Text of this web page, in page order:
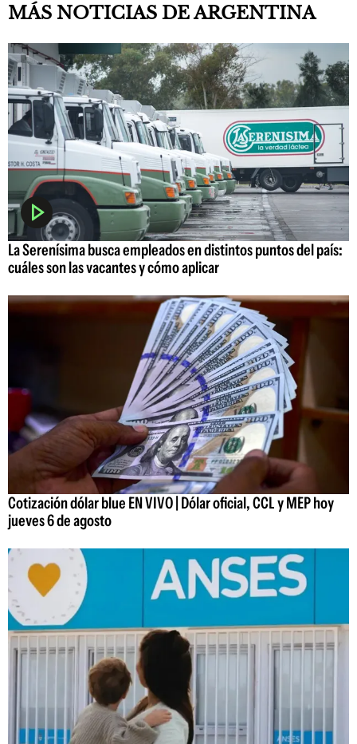
MÁS NOTICIAS DE ARGENTINA
La Serenísima busca empleados en distintos puntos del país:
cuáles son las vacantes y cómo aplicar
Cotización dólar blue EN VIVO | Dólar oficial, CCL y MEP hoy
jueves 6 de agosto